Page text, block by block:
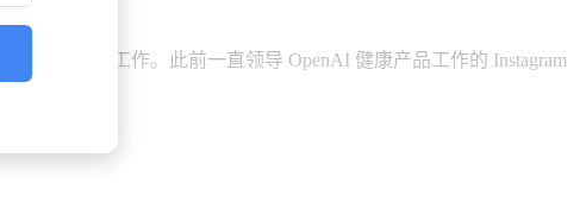
品方面的工作。此前一直领导 OpenAI 健康产品工作的 Instagram
超级应用”。